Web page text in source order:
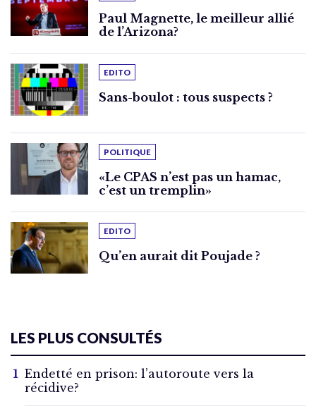
Paul Magnette, le meilleur allié
de l’Arizona?
EDITO
Sans-boulot : tous suspects ?
POLITIQUE
«Le CPAS n’est pas un hamac,
c’est un tremplin»
EDITO
Qu’en aurait dit Poujade ?
LES PLUS CONSULTÉS
Endetté en prison: l’autoroute vers la
récidive?